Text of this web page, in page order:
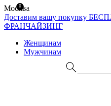
Москва
Доставим вашу покупку
ФРАНЧАЙЗИНГ
Женщинам
Мужчинам
0